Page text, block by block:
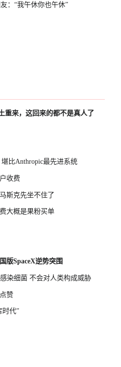
：“我午休你也午休”
重来，这回来的都不是真人了
比Anthropic最先进系统
收费
斯克先坐不住了
大概是果粉买单
版SpaceX逆势突围
染细菌 不会对人类构成威胁
赞
时代”